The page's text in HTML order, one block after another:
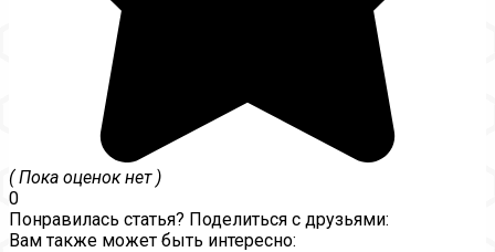
( Пока оценок нет )
0
Понравилась статья? Поделиться с друзьями:
Вам также может быть интересно: